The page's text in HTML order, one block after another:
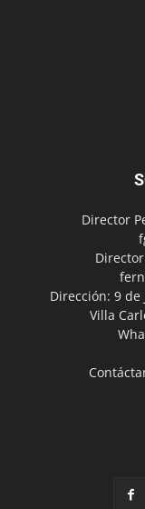
Director
Dirección: 9 de
Villa